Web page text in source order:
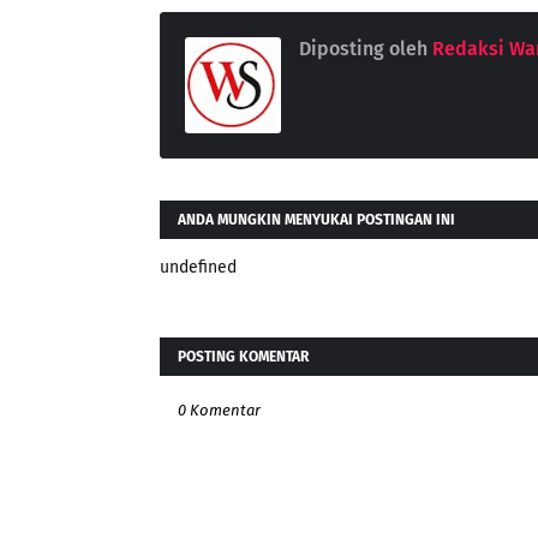
Diposting oleh Redaksi
ANDA MUNGKIN MENYUKAI POSTINGAN INI
undefined
POSTING KOMENTAR
0 Komentar